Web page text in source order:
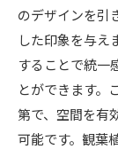
のデザインを引
した印象を与え
することで統一
とができます。
第で、空間を有
可能です。観葉